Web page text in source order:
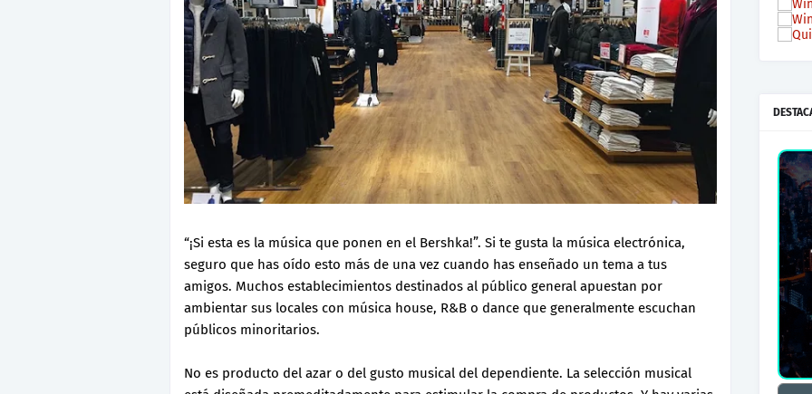
“¡Si esta es la música que ponen en el Bershka!”. Si te gusta la música electrónica,
seguro que has oído esto más de una vez cuando has enseñado un tema a tus
amigos. Muchos establecimientos destinados al público general apuestan por
ambientar sus locales con música house, R&B o dance que generalmente escuchan
públicos minoritarios.
No es producto del azar o del gusto musical del dependiente. La selección musical